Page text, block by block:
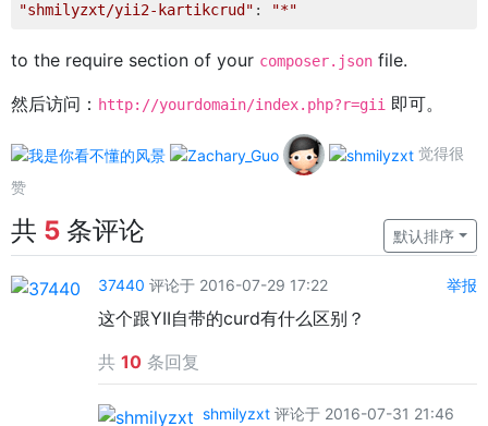
"shmilyzxt/yii2-kartikcrud" : "*"
to the require section of your composer.json file.
然后访问： http://yourdomain/index.php?r=gii 即可。
觉得很
赞
共 5 条评论 默认排序
37440 评论于 2016-07-29 17:22 举报
这个跟YII自带的curd有什么区别？
共 10 条回复
shmilyzxt 评论于 2016-07-31 21:46